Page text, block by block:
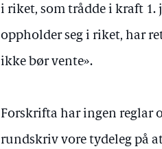
i riket, som trådde i kraft 1.
oppholder seg i riket, har
ikke bør vente».
Forskrifta har ingen reglar
rundskriv vore tydeleg på